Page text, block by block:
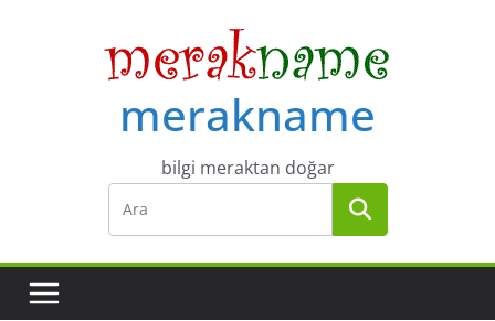
merakname
bilgi meraktan doğar